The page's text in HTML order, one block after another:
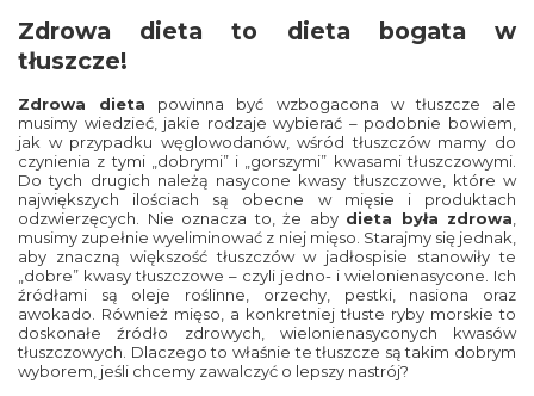
Zdrowa dieta to dieta bogata w
tłuszcze!
Zdrowa dieta powinna być wzbogacona w tłuszcze ale
musimy wiedzieć, jakie rodzaje wybierać – podobnie bowiem,
jak w przypadku węglowodanów, wśród tłuszczów mamy do
czynienia z tymi „dobrymi” i „gorszymi” kwasami tłuszczowymi.
Do tych drugich należą nasycone kwasy tłuszczowe, które w
największych ilościach są obecne w mięsie i produktach
odzwierzęcych. Nie oznacza to, że aby dieta była zdrowa
musimy zupełnie wyeliminować z niej mięso. Starajmy się jednak,
aby znaczną większość tłuszczów w jadłospisie stanowiły te
„dobre” kwasy tłuszczowe – czyli jedno- i wielonienasycone. Ich
źródłami są oleje roślinne, orzechy, pestki, nasiona oraz
awokado. Również mięso, a konkretniej tłuste ryby morskie to
doskonałe źródło zdrowych, wielonienasyconych kwasów
tłuszczowych. Dlaczego to właśnie te tłuszcze są takim dobrym
wyborem, jeśli chcemy zawalczyć o lepszy nastrój?